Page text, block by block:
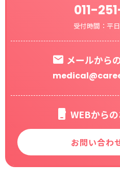
011-
受付時間：平
メールから
WEBから
お問い合わ